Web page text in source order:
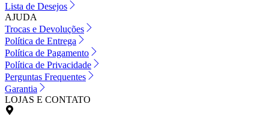
Lista de Desejos
AJUDA
Trocas e Devoluções
Política de Entrega
Política de Pagamento
Política de Privacidade
Perguntas Frequentes
Garantia
LOJAS E CONTATO